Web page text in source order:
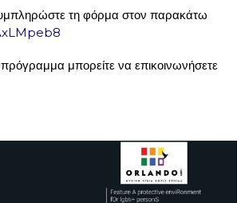
τη φόρμα στον παρακάτω
μπορείτε να επικοινωνήσετε